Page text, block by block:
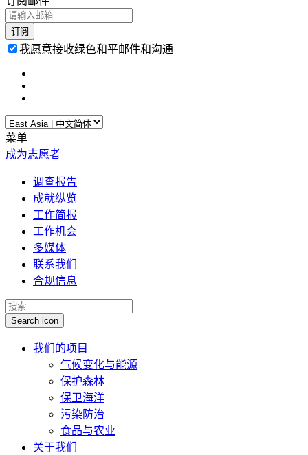
我愿意接收绿色和平邮件和沟通
菜单
成为志愿者
调查报告
成就纵览
工作简报
工作机会
多媒体
联系我们
合规信息
Search icon
我们的项目
气候变化与能源
保护森林
保卫海洋
污染防治
食品与农业
关于我们